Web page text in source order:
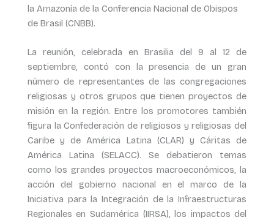
la Amazonía de la Conferencia Nacional de Obispos
de Brasil (CNBB).
La reunión, celebrada en Brasilia del 9 al 12 de
septiembre, contó con la presencia de un gran
número de representantes de las congregaciones
religiosas y otros grupos que tienen proyectos de
misión en la región. Entre los promotores también
figura la Confederación de religiosos y religiosas del
Caribe y de América Latina (CLAR) y Cáritas de
América Latina (SELACC). Se debatieron temas
como los grandes proyectos macroeconómicos, la
acción del gobierno nacional en el marco de la
Iniciativa para la Integración de la Infraestructuras
Regionales en Sudamérica (IIRSA), los impactos del